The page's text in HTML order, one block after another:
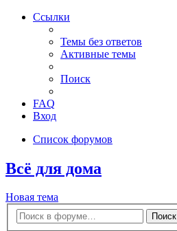
Ссылки
Темы без ответов
Активные темы
Поиск
FAQ
Вход
Список форумов
Всё для дома
Новая тема
Поиск